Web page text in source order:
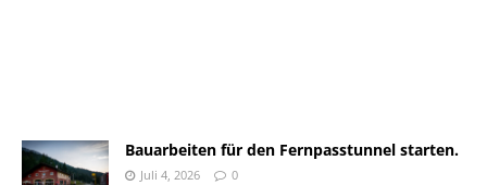
Bauarbeiten für den Fernpasstunnel starten.
Juli 4, 2026 0